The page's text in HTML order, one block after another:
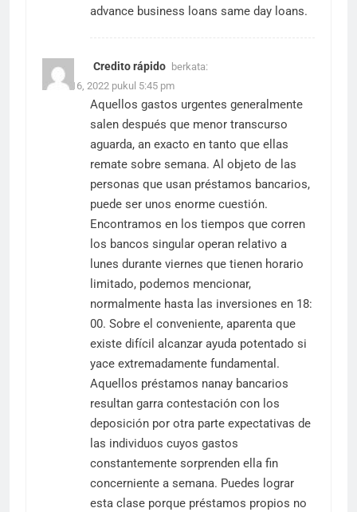
advance business loans same day loans.
Credito rápido berkata:
Maret 16, 2022 pukul 5:45 pm
Aquellos gastos urgentes generalmente
salen después que menor transcurso
aguarda, an exacto en tanto que ellas
remate sobre semana. Al objeto de las
personas que usan préstamos bancarios,
puede ser unos enorme cuestión.
Encontramos en los tiempos que corren
los bancos singular operan relativo a
lunes durante viernes que tienen horario
limitado, podemos mencionar,
normalmente hasta las inversiones en 18:
00. Sobre el conveniente, aparenta que
existe difícil alcanzar ayuda potentado si
yace extremadamente fundamental.
Aquellos préstamos nanay bancarios
resultan garra contestación con los
deposición por otra parte expectativas de
las individuos cuyos gastos
constantemente sorprenden ella fin
concerniente a semana. Puedes lograr
esta clase porque préstamos propios no